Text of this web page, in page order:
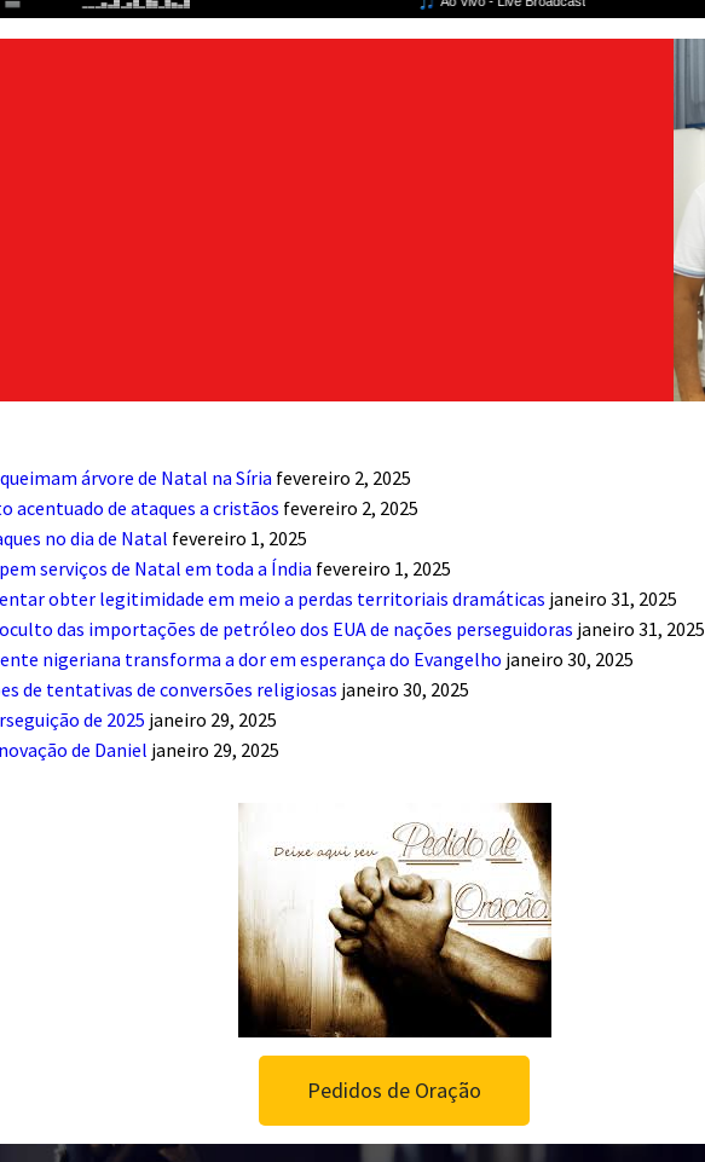
árvore de Natal na Síria fevereiro 2, 2025
acentuado de ataques a cristãos fevereiro 2, 2025
no dia de Natal fevereiro 1, 2025
serviços de Natal em toda a Índia fevereiro 1, 2025
obter legitimidade em meio a perdas territoriais dramáticas janeiro 31, 2025
das importações de petróleo dos EUA de nações perseguidoras janeiro 31, 2025
nigeriana transforma a dor em esperança do Evangelho janeiro 30, 2025
de tentativas de conversões religiosas janeiro 30, 2025
de 2025 janeiro 29, 2025
de Daniel janeiro 29, 2025
Pedidos de Oração